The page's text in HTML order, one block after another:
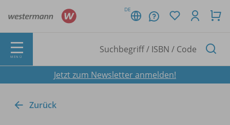
DE
MENÜ
Jetzt zum Newsletter anmelden!
Zurück